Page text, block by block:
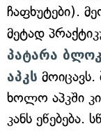
ჩაფხუტები).
მეტად
პატარა
აპკს
ხოლო აპკში
კანს ეწებება.